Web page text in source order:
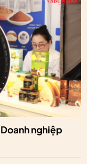
nghiệp